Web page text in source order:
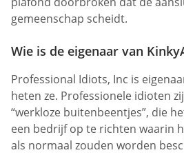
gemeenschap scheidt.
Wie is de eigenaar van
Professional Idiots, Inc is
heten ze. Professionele idioten
“werkloze buitenbeentjes”, die
een bedrijf op te richten waarin
als normaal zouden worden